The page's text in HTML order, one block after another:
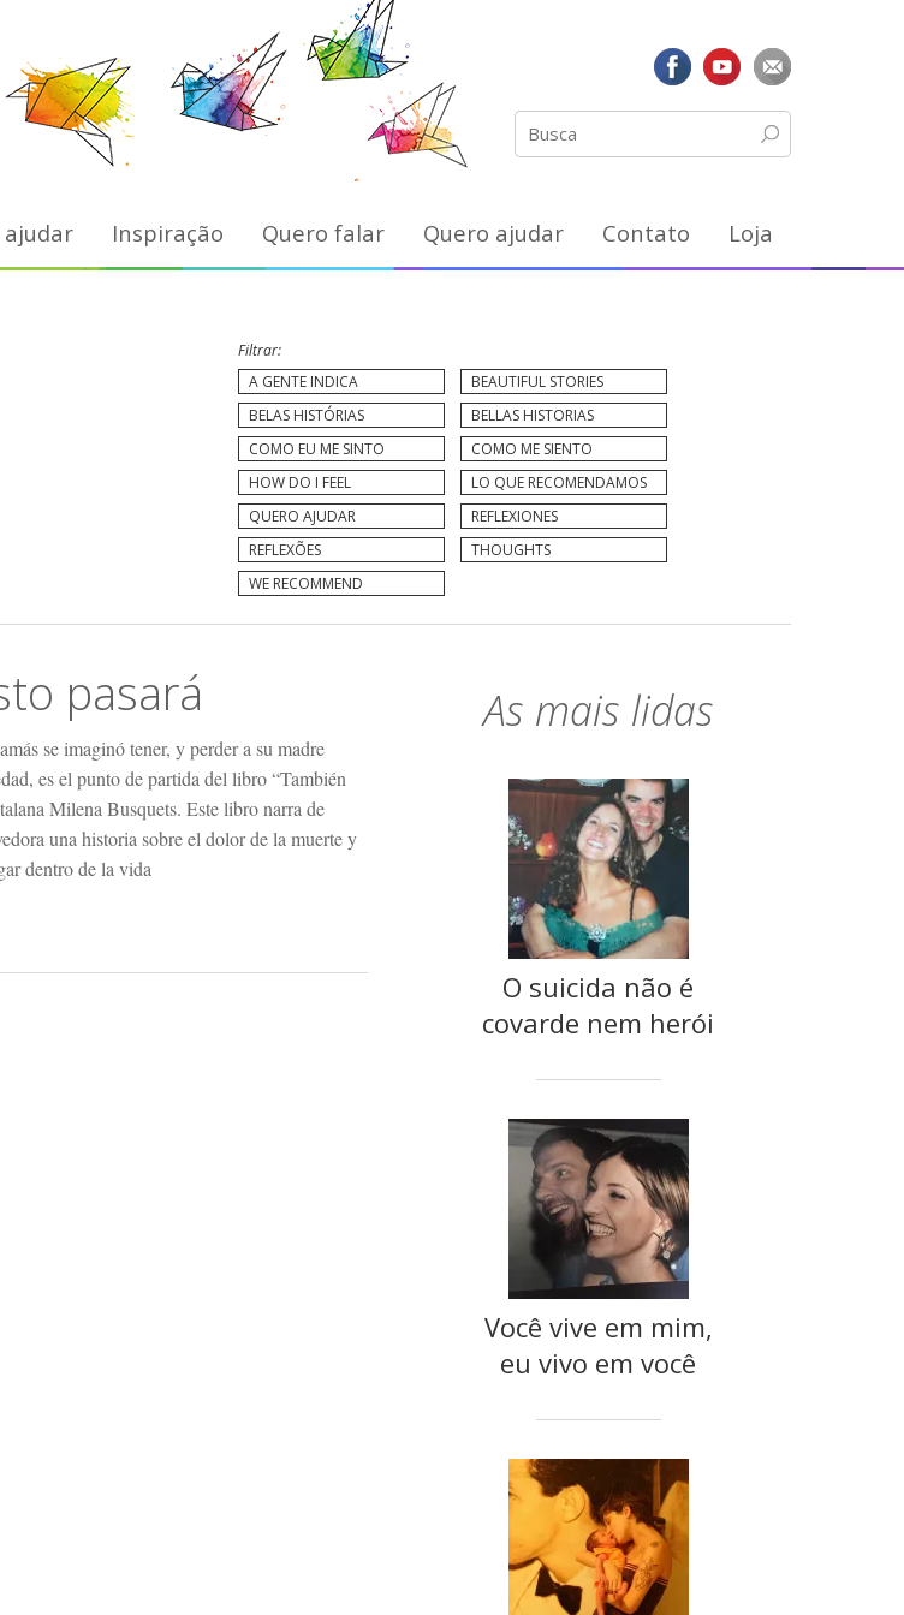
ajudar Inspiração Quero falar Quero ajudar Contato Loja
Filtrar:
A GENTE INDICA
BEAUTIFUL STORIES
BELAS HISTÓRIAS
BELLAS HISTORIAS
COMO EU ME SINTO
COMO ME SIENTO
HOW DO I FEEL
LO QUE RECOMENDAMOS
QUERO AJUDAR
REFLEXIONES
REFLEXÕES
THOUGHTS
WE RECOMMEND
pasará
se imaginó tener, y perder a su madre
es el punto de partida del libro “También
Milena Busquets. Este libro narra de
una historia sobre el dolor de la muerte y
dentro de la vida
As mais lidas
O suicida não é
covarde nem herói
Você vive em mim,
eu vivo em você